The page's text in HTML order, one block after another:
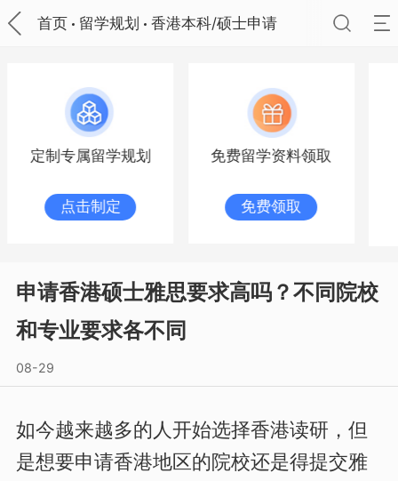
首页 留学规划 香港本科/硕士申请
定制专属留学规划
点击制定
免费留学资料领取
免费领取
申请香港硕士雅思要求高吗？不同院校
和专业要求各不同
08-29
如今越来越多的人开始选择香港读研，但
是想要申请香港地区的院校还是得提交雅